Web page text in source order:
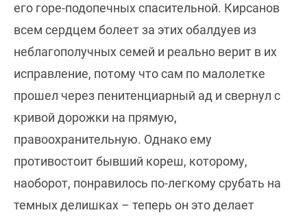
его горе-подопечных спасительной. Кирсанов
всем сердцем болеет за этих обалдуев из
неблагополучных семей и реально верит в их
исправление, потому что сам по малолетке
прошел через пенитенциарный ад и свернул с
кривой дорожки на прямую,
правоохранительную. Однако ему
противостоит бывший кореш, которому,
наоборот, понравилось по-легкому срубать на
темных делишках – теперь он это делает